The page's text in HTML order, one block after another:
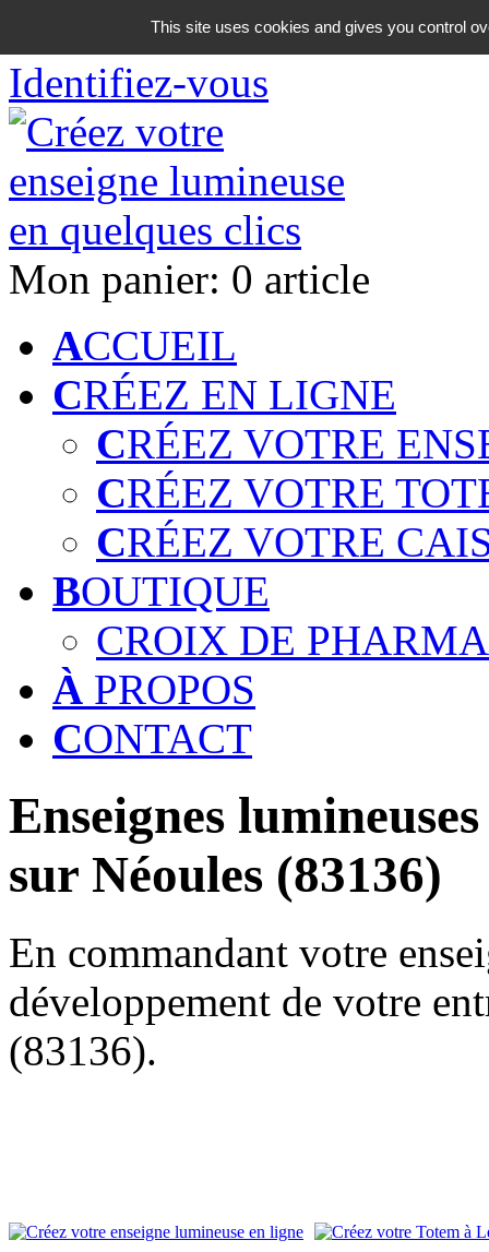
06 18 42 08 59
Identifiez-vous
Mon panier: 0 article
ACCUEIL
CRÉEZ EN LIGNE
CRÉEZ VOTRE
CRÉEZ VOTRE
CRÉEZ VOTRE
BOUTIQUE
CROIX DE
À PROPOS
CONTACT
Enseignes
sur Néoules (83136)
En commandant votre
développement de votre
(83136).
This site uses cookies and gives you control